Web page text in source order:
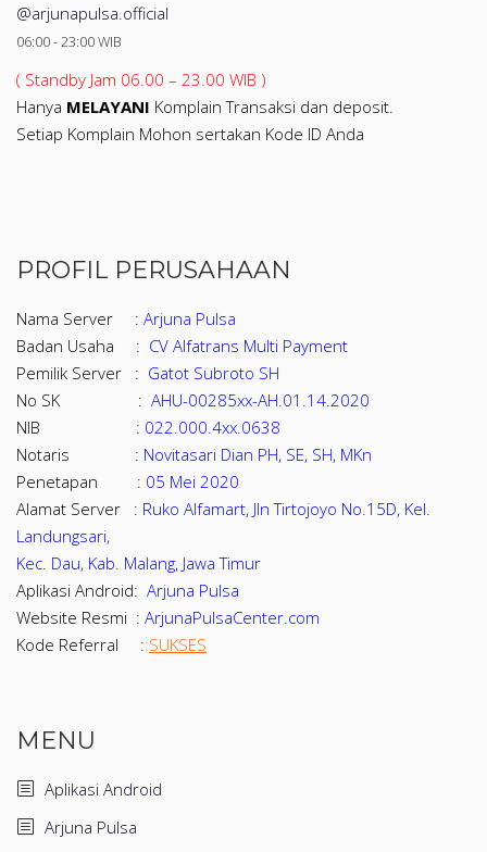
@arjunapulsa.official
06:00 - 23:00 WIB
( Standby Jam 06.00 – 23.00 WIB )
Hanya MELAYANI Komplain Transaksi dan deposit.
Setiap Komplain Mohon sertakan Kode ID Anda
PROFIL PERUSAHAAN
Nama Server : Arjuna Pulsa
Badan Usaha : CV Alfatrans Multi Payment
Pemilik Server : Gatot Subroto SH
No SK : AHU-00285xx-AH.01.14.2020
NIB : 022.000.4xx.0638
Notaris : Novitasari Dian PH, SE, SH, MKn
Penetapan : 05 Mei 2020
Alamat Server : Ruko Alfamart, Jln Tirtojoyo No.15D, Kel.
Landungsari,
Kec. Dau, Kab. Malang, Jawa Timur
Aplikasi Android: Arjuna Pulsa
Website Resmi : ArjunaPulsaCenter.com
Kode Referral : SUKSES
MENU
Aplikasi Android
Arjuna Pulsa